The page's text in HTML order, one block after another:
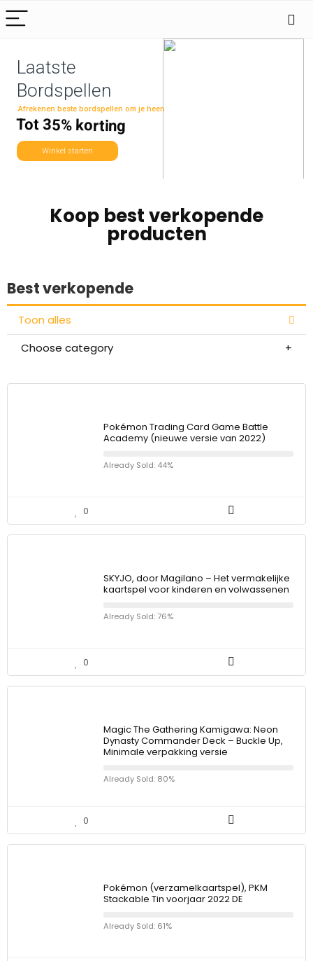
Laatste
Bordspellen
Winkel starten
Afrekenen beste bordspellen om je heen
Tot 35% korting
Koop best verkopende
producten
Best verkopende
Toon alles
Choose category
Pokémon Trading Card Game Battle
Academy (nieuwe versie van 2022)
Already Sold: 44%
0
SKYJO, door Magilano – Het vermakelijke
kaartspel voor kinderen en volwassenen
Already Sold: 76%
0
Magic The Gathering Kamigawa: Neon
Dynasty Commander Deck – Buckle Up,
Minimale verpakking versie
Already Sold: 80%
0
Pokémon (verzamelkaartspel), PKM
Stackable Tin voorjaar 2022 DE
Already Sold: 61%